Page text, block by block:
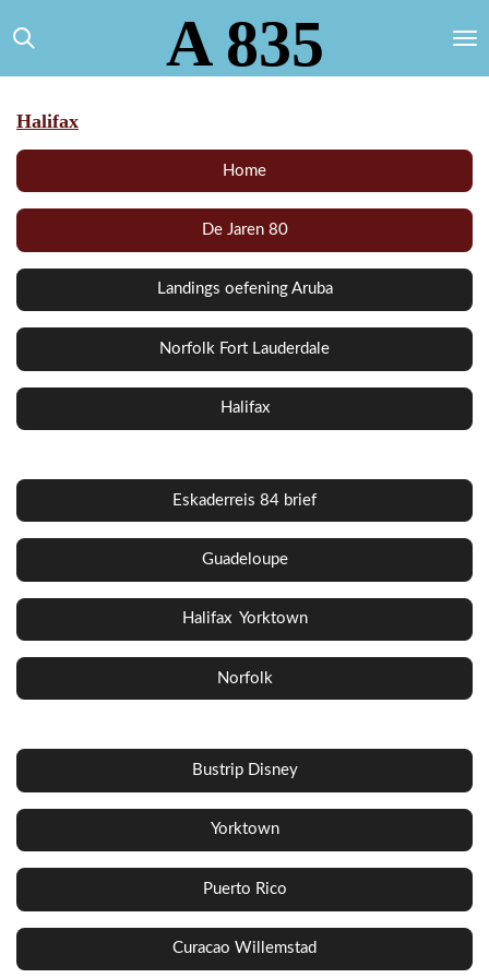
direct
hoofdinhoud
A 835
Halifax
Home
De Jaren 80
Landings oefening Aruba
Norfolk Fort Lauderdale
Halifax
Eskaderreis 84 brief
Guadeloupe
Halifax Yorktown
Norfolk
Bustrip Disney
Yorktown
Puerto Rico
Curacao Willemstad